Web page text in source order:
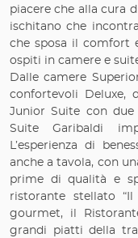
piacere che alla cura
ischitano che
che sposa il comfort
ospiti in camere e
Dalle camere
confortevoli Deluxe,
Junior Suite con
Suite Garibaldi
L’esperienza di
anche a tavola, con
prime di qualità e
ristorante stellato “Il
gourmet, il
grandi piatti della